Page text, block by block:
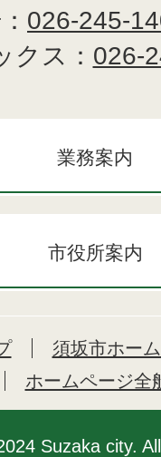
026-245-
クス： 026-
業務案内
市役所案内
須坂市ホー
ホームページ全
Suzaka city.